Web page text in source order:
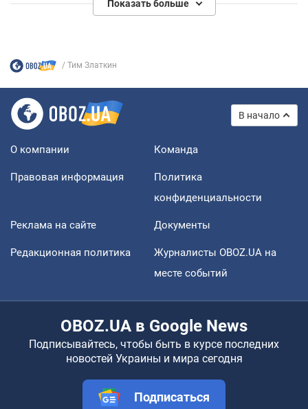
Показать больше
Тим Златкин
В начало
О компании Команда
Правовая информация
Политика
конфиденциальности
Реклама на сайте Документы
Редакционная политика
Журналисты OBOZ.UA на
месте событий
OBOZ.UA в Google News
Подписывайтесь, чтобы быть в курсе последних
новостей Украины и мира сегодня
Подписаться